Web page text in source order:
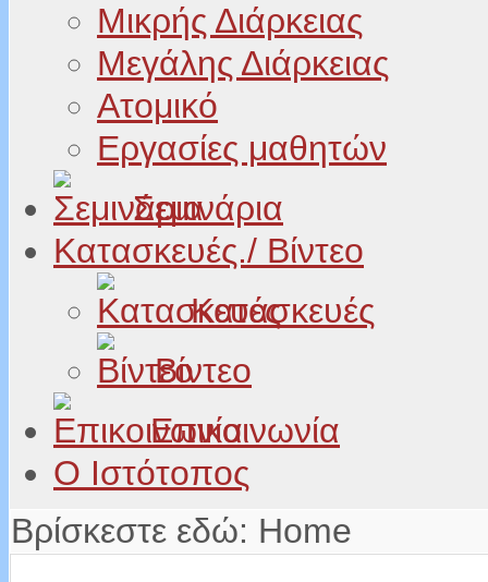
Μικρής Διάρκειας
Μεγάλης Διάρκειας
Ατομικό
Εργασίες μαθητών
Σεμινάρια
Κατασκευές./ Βίντεο
Κατασκευές
Βίντεο
Επικοινωνία
Ο Ιστότοπος
Βρίσκεστε εδώ: Home